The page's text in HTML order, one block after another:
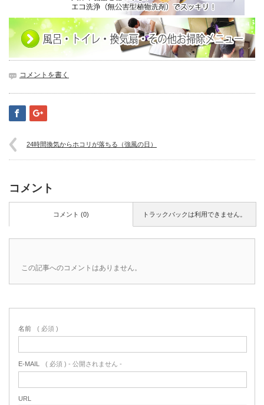
コメントを書く
24時間換気からホコリが落ちる（強風の日）
コメント
トラックバックは利用できません。
コメント (0)
この記事へのコメントはありません。
名前 ( 必須 )
E-MAIL ( 必須 ) - 公開されません -
URL